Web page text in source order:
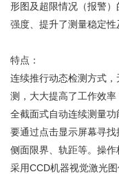
形图及超限情况（报警
强度、提升了测量稳定
特点：
连续推行动态检测方式
测，大大提高了工作效
全截面式自动连续测量
要通过点击显示屏幕寻
侧面限界、轨距等。操
采用CCD机器视觉激光